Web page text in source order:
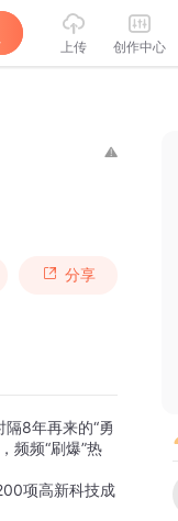
上传 创作中心
分享
8年再来的“勇
频频“刷爆”热
项高新科技成